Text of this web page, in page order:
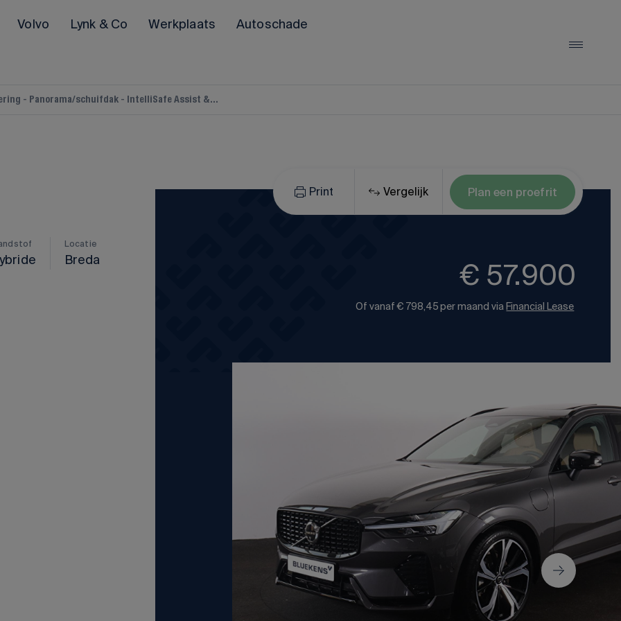
Lynk & Co 08
Volvo Lynk & Co Werkplaats Autoschade
- Panorama/schuifdak - IntelliSafe Assist &...
Locatie
Breda
Print Vergelijk Plan een proefrit
€ 57.900
Of vanaf € 798,45 per maand via Financial Lease